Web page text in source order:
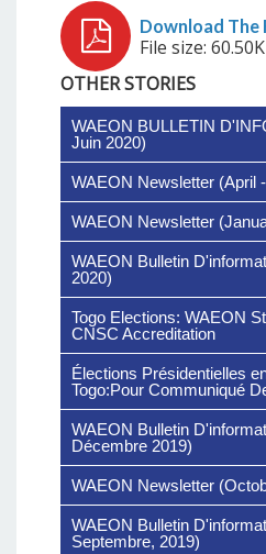
File size: 60.50K
OTHER STORIES
WAEON BULLETIN
Juin 2020)
WAEON Newsletter (April
WAEON Newsletter
WAEON Bulletin
2020)
Togo Elections: WAEON
CNSC Accreditation
Élections Présidentielles
Togo:Pour Communiqué
WAEON Bulletin
Décembre 2019)
WAEON Newsletter
WAEON Bulletin
Septembre, 2019)